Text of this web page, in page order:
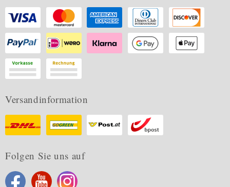
Versandinformation
Folgen Sie uns auf